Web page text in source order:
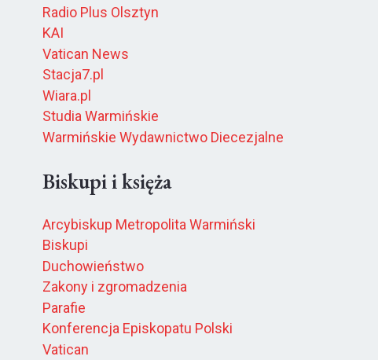
Radio Plus Olsztyn
KAI
Vatican News
Stacja7.pl
Wiara.pl
Studia Warmińskie
Warmińskie Wydawnictwo Diecezjalne
Biskupi i księża
Arcybiskup Metropolita Warmiński
Biskupi
Duchowieństwo
Zakony i zgromadzenia
Parafie
Konferencja Episkopatu Polski
Vatican